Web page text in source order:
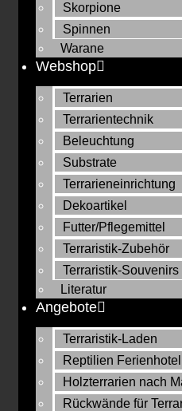
Skorpione
Spinnen
Warane
Webshop
Terrarien
Terrarientechnik
Beleuchtung
Substrate
Terrarieneinrichtung
Dekoartikel
Futter/Pflegemittel
Terraristik-Zubehör
Terraristik-Souvenirs
Literatur
Angebote
Terraristik-Laden
Reptilien Ferienhotel
Holzterrarien nach
Rückwände für